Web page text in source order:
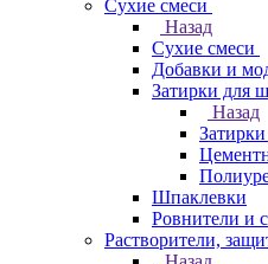
Сухие смеси
Назад
Сухие смеси
Добавки и
Затирки для
Назад
Шпаклевки
Ровнители и
Растворители,